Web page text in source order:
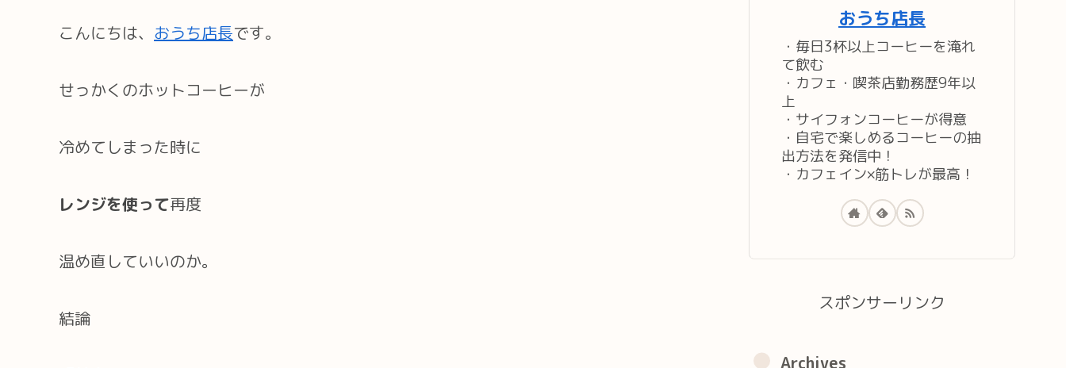
こんにちは、 おうち店長です。
せっかくのホットコーヒーが
冷めてしまった時に
レンジを使って再度
温め直していいのか。
結論
おうち店長
・毎日3杯以上コーヒーを淹れ
て飲む
・カフェ・喫茶店勤務歴9年以
上
・サイフォンコーヒーが得意
・自宅で楽しめるコーヒーの抽
出方法を発信中！
・カフェイン×筋トレが最高！
スポンサーリンク
Archives